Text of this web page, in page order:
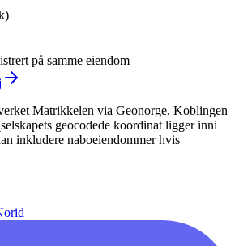
)
på samme eiendom
Matrikkelen via Geonorge. Koblingen
geocodede koordinat ligger inni
inkludere naboeiendommer hvis